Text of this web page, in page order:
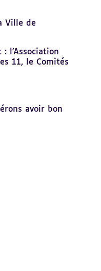
Ville de
: l'Association
11, le Comités
avoir bon